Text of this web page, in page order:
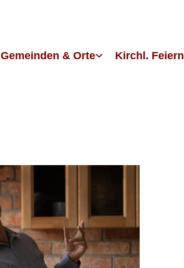
Gemeinden & Orte Kirchl. Feiern